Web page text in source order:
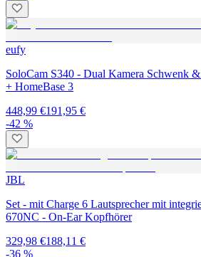
eufy
SoloCam S340 - Dual Kamera Schwenk
+ HomeBase 3
448,99 €191,95 €
-42 %
JBL
Set - mit Charge 6 Lautsprecher mit
670NC - On-Ear Kopfhörer
329,98 €188,11 €
-36 %